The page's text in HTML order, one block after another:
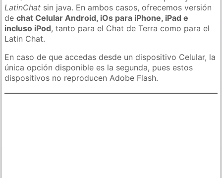
LatinChat sin java. En ambos casos, ofrecemos versión
dechat Celular Android, iOs para iPhone, iPad e
incluso iPod, tanto para el Chat de Terra como para el
Latin Chat.
En caso de que accedas desde un dispositivo Celular, la
única opción disponible es la segunda, pues estos
dispositivos no reproducen Adobe Flash.